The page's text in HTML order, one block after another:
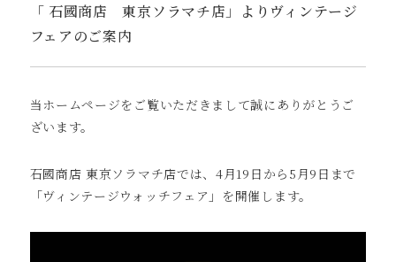
「 石國商店 東京ソラマチ店」よりヴィンテージ
フェアのご案内
当ホームページをご覧いただきまして誠にありがとうご
ざいます。
石國商店 東京ソラマチ店では、4月19日から5月9日まで
「ヴィンテージウォッチフェア」を開催します。